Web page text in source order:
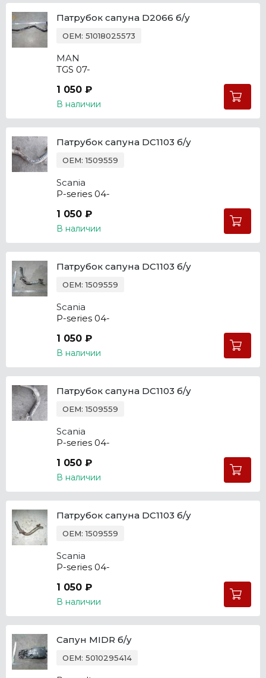
Патрубок сапуна D2066 б/у
OEM: 51018025573
MAN
TGS 07-
1 050 ₽
В наличии
Патрубок сапуна DC1103 б/у
OEM: 1509559
Scania
P-series 04-
1 050 ₽
В наличии
Патрубок сапуна DC1103 б/у
OEM: 1509559
Scania
P-series 04-
1 050 ₽
В наличии
Патрубок сапуна DC1103 б/у
OEM: 1509559
Scania
P-series 04-
1 050 ₽
В наличии
Патрубок сапуна DC1103 б/у
OEM: 1509559
Scania
P-series 04-
1 050 ₽
В наличии
Сапун MIDR б/у
OEM: 5010295414